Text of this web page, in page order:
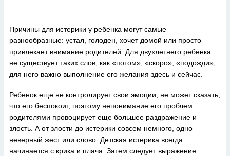
Причины для истерики у ребенка могут самые
разнообразные: устал, голоден, хочет домой или просто
привлекает внимание родителей. Для двухлетнего ребенка
не существует таких слов, как «потом», «скоро», «подожди»,
для него важно выполнение его желания здесь и сейчас.
Ребенок еще не контролирует свои эмоции, не может сказать,
что его беспокоит, поэтому непонимание его проблем
родителями провоцирует еще большее раздражение и
злость. А от злости до истерики совсем немного, одно
неверный жест или слово. Детская истерика всегда
начинается с крика и плача. Затем следует выражение